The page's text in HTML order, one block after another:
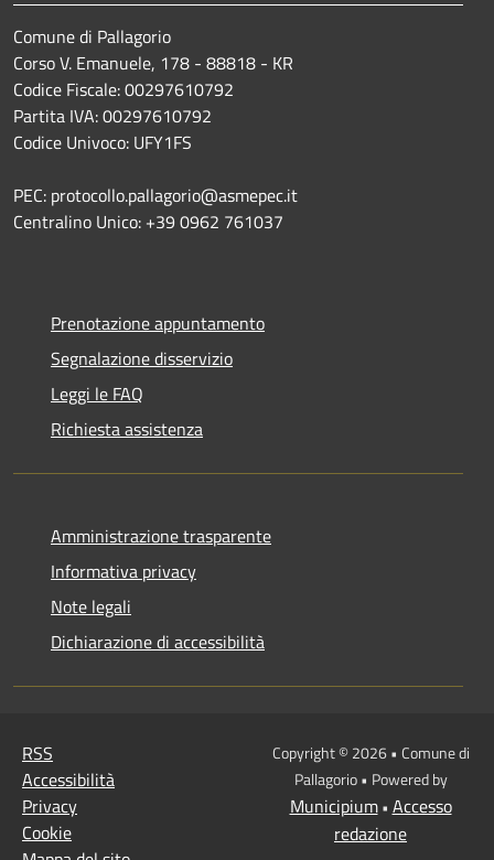
Comune di Pallagorio
Corso V. Emanuele, 178 - 88818 - KR
Codice Fiscale: 00297610792
Partita IVA: 00297610792
Codice Univoco: UFY1FS
PEC: protocollo.pallagorio@asmepec.it
Centralino Unico: +39 0962 761037
Prenotazione appuntamento
Segnalazione disservizio
Leggi le FAQ
Richiesta assistenza
Amministrazione trasparente
Informativa privacy
Note legali
Dichiarazione di accessibilità
RSS
Accessibilità
Privacy
Cookie
Copyright © 2026 • Comune di
Pallagorio • Powered by
Municipium• Accesso
redazione